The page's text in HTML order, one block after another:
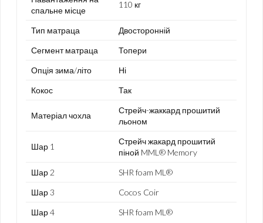
спальне місце
110 кг
Тип матраца
Двосторонній
Сегмент матраца
Топери
Опція зима/літо
Ні
Кокос
Так
Матеріал чохла
Стрейч-жаккард прошитий
льоном
Шар 1
Стрейч жакард прошитий
піной MML® Memory
Шар 2
SHR foam ML®
Шар 3
Cocos Coir
Шар 4
SHR foam ML®